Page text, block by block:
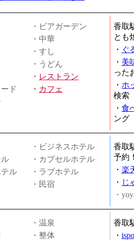
・ビアガーデン
・中華
・すし
・うどん
・ レストラン
ド
・ カフェ
香取
とも
・ ぐ
・ 美
った
・ ホ
検索
・ 食
ング
・ビジネスホテル
ル
・カプセルホテル
テル
・ラブホテル
・民宿
香取
予約
・ 楽
・ じ
・
・温泉
・整体
香取
・